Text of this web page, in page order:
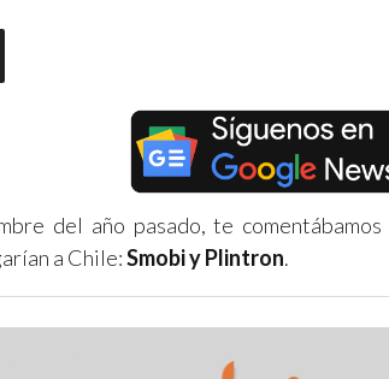
del año pasado, te
a Chile:Smobi y Plintron.